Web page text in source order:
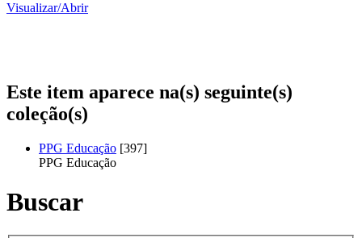
Visualizar/Abrir
Este item aparece na(s) seguinte(s)
coleção(s)
PPG Educação [397]
PPG Educação
Buscar